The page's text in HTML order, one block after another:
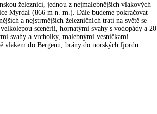
železnicí, jednou z nejmalebnějších vlakových
Myrdal (866 m n. m.). Dále budeme pokračovat
a nejstrmějších železničních tratí na světě se
scenérií, hornatými svahy s vodopády a 20
svahy a vrcholky, malebnými vesničkami
vlakem do Bergenu, brány do norských fjordů.